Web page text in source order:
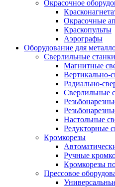
Окрасочное
Окрасочные
Краскопульты
Аэрографы
Оборудование для
Сверлильные станки
Магнитные
Вертикально-
Радиально-
Сверлильные
Настольные
Редукторные
Кромкорезы
Ручные
Кромкорезы
Прессовое